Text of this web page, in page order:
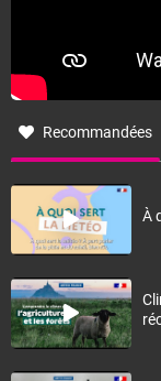
Recommandées
À